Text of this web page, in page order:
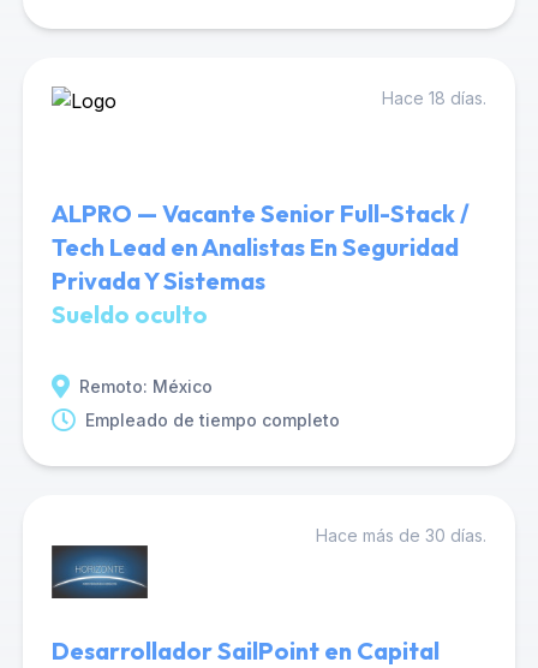
Hace 18 días.
ALPRO — Vacante Senior Full-Stack /
Tech Lead en Analistas En Seguridad
Privada Y Sistemas
Sueldo oculto
Remoto: México
Empleado de tiempo completo
Hace más de 30 días.
Desarrollador SailPoint en Capital